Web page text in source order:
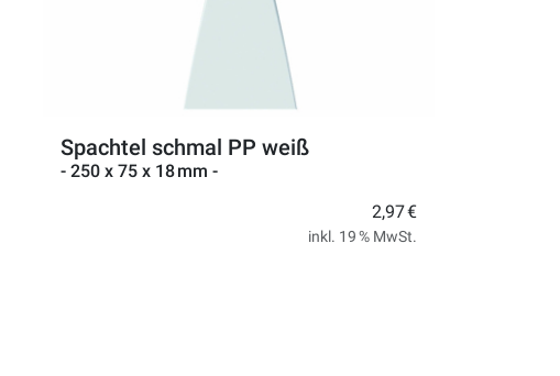
Spachtel schmal PP weiß
- 250 x 75 x 18 mm -
2,97 €
inkl. 19 % MwSt.